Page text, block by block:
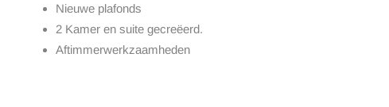
Nieuwe plafonds
2 Kamer en suite gecreëerd.
Aftimmerwerkzaamheden